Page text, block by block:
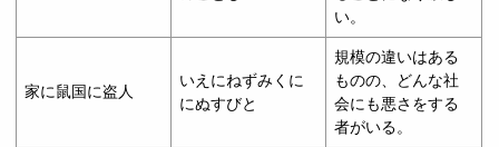
い。
家に鼠国に盗人
いえにねずみくに
にぬすびと
規模の違いはある
ものの、どんな社
会にも悪さをする
者がいる。